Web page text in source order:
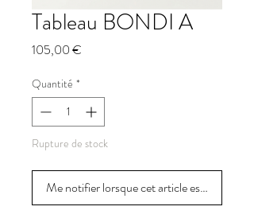
Tableau BONDI A
105,00 €
Quantité *
Rupture de stock
Me notifier lorsque cet article est disponible